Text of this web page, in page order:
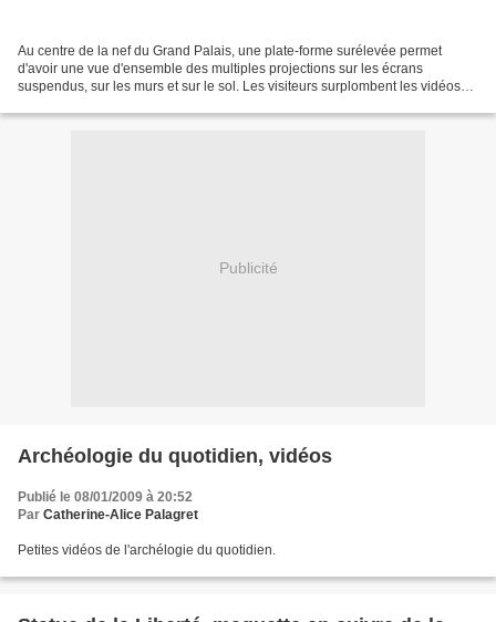
Au centre de la nef du Grand Palais, une plate-forme surélevée permet
d'avoir une vue d'ensemble des multiples projections sur les écrans
suspendus, sur les murs et sur le sol. Les visiteurs surplombent les vidéos
Publicité
Archéologie du quotidien, vidéos
Publié le 08/01/2009 à 20:52
Par Catherine-Alice Palagret
Petites vidéos de l'archélogie du quotidien.